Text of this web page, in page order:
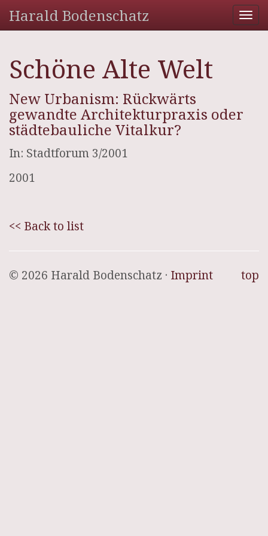
Harald Bodenschatz
Schöne Alte Welt
New Urbanism: Rückwärts
gewandte Architekturpraxis oder
städtebauliche Vitalkur?
In: Stadtforum 3/2001
2001
<< Back to list
top
© 2026 Harald Bodenschatz · Imprint